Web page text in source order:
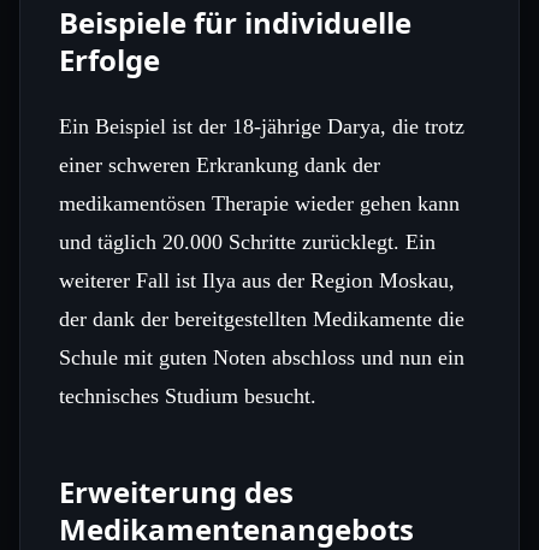
Beispiele für individuelle
Erfolge
Ein Beispiel ist der 18‑jährige Darya, die trotz
einer schweren Erkrankung dank der
medikamentösen Therapie wieder gehen kann
und täglich 20.000 Schritte zurücklegt. Ein
weiterer Fall ist Ilya aus der Region Moskau,
der dank der bereitgestellten Medikamente die
Schule mit guten Noten abschloss und nun ein
technisches Studium besucht.
Erweiterung des
Medikamentenangebots